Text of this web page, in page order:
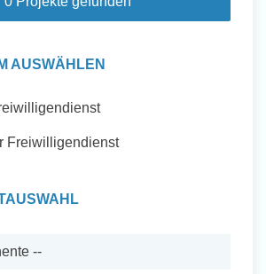
Sammeln
Engagieren
Initiativbewerbung
AUSWÄHLEN
Freiwilligendienst